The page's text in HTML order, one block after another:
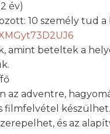
év)
10 személy tud
amint beteltek a
az adventre,
filmfelvétel
és az